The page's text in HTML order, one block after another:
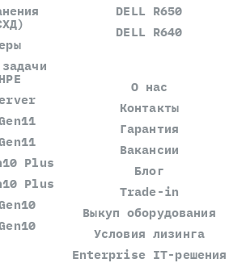
DELL R650
DELL R640
Plus
Plus
О нас
Контакты
Гарантия
Вакансии
Блог
Trade-in
Выкуп оборудования
Условия лизинга
Enterprise IT-решения